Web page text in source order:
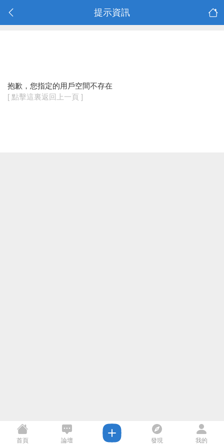
提示資訊
抱歉，您指定的用戶空間不存在
[ 點擊這裏返回上一頁 ]
首頁 論壇 發現 我的